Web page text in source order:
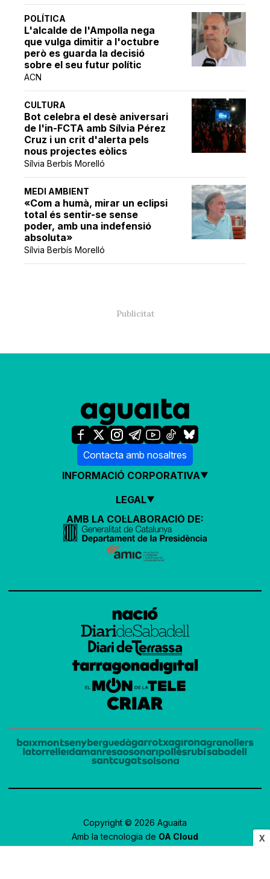
X
POLÍTICA
L'alcalde de l'Ampolla nega
que vulga dimitir a l'octubre
però es guarda la decisió
sobre el seu futur polític
ACN
CULTURA
Bot celebra el desè aniversari
de l'in-FCTA amb Sílvia Pérez
Cruz i un crit d'alerta pels
nous projectes eòlics
Sílvia Berbís Morelló
MEDI AMBIENT
«Com a humà, mirar un eclipsi
total és sentir-se sense
poder, amb una indefensió
absoluta»
Sílvia Berbís Morelló
Contacta amb nosaltres
INFORMACIÓ CORPORATIVA
LEGAL
AMB LA COL·LABORACIÓ DE:
Copyright © 2026 Aguaita
Amb la tecnologia de OA Cloud